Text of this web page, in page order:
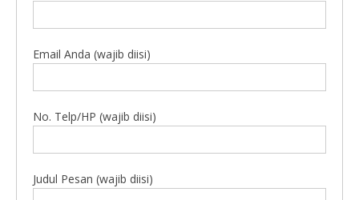
Email Anda (wajib diisi)
No. Telp/HP (wajib diisi)
Judul Pesan (wajib diisi)